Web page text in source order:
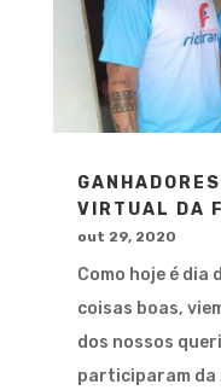
VIRTUAL DA
out 29, 2020
Como hoje é dia
coisas boas,
dos nossos
participaram da